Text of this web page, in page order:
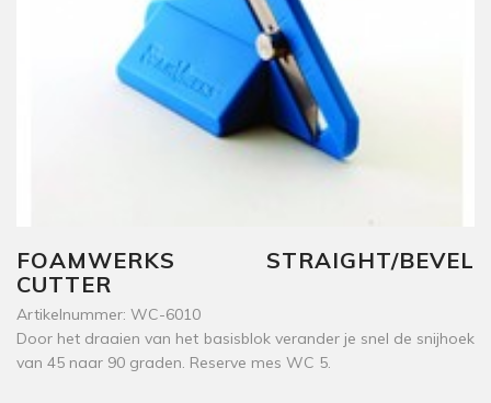
FOAMWERKS STRAIGHT/BEVEL
CUTTER
Artikelnummer: WC-6010
Door het draaien van het basisblok verander je snel de snijhoek
van 45 naar 90 graden. Reserve mes WC 5.